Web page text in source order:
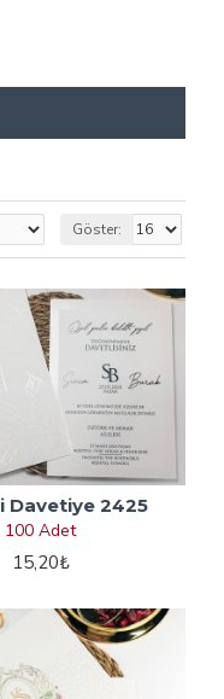
Göster:
Davetiye 2425
100 Adet
15,20₺